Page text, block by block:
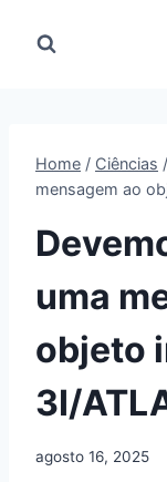
para
Home / Ciências /
mensagem ao
uma
objeto
3I/
agosto 16, 2025